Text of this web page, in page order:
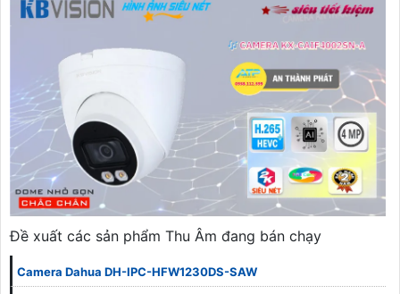
Đề xuất các sản phẩm Thu Âm đang bán chạy
Camera Dahua DH-IPC-HFW1230DS-SAW